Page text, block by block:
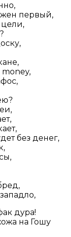
первый,
цели,
без денег,
дура!
на Гошу